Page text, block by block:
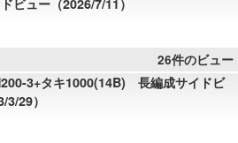
26件のビュー
3+タキ1000(14B) 長編成サイドビ
3/29）